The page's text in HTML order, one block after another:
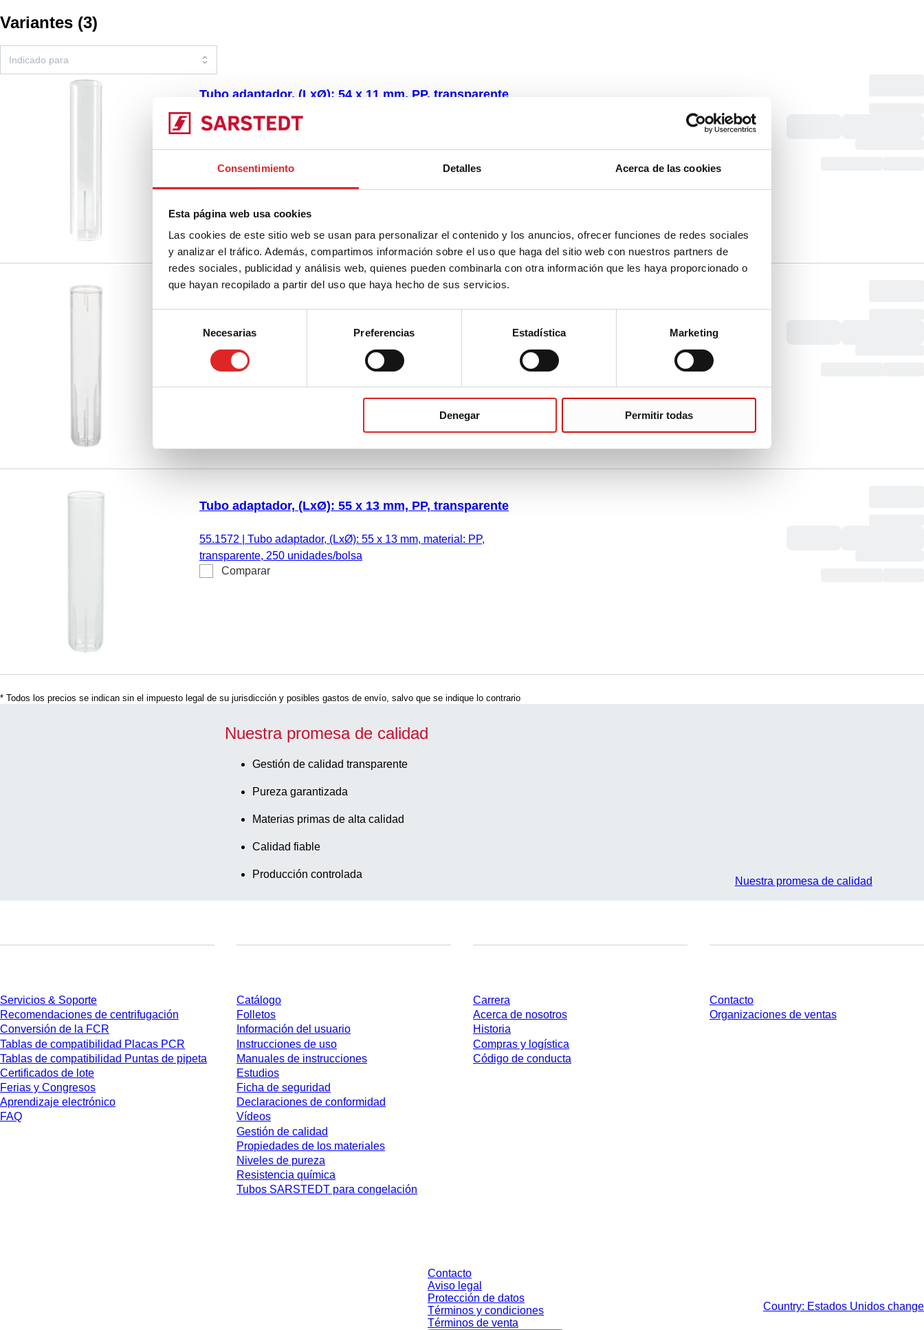
Consentimiento Detalles Acerca de las cookies
Esta página web usa cookies
Las cookies de este sitio web se usan para personalizar el contenido y los anuncios, ofrecer funciones de redes sociales
y analizar el tráfico. Además, compartimos información sobre el uso que haga del sitio web con nuestros partners de
redes sociales, publicidad y análisis web, quienes pueden combinarla con otra información que les haya proporcionado o
que hayan recopilado a partir del uso que haya hecho de sus servicios.
consentimiento
Necesarias Preferencias Estadística Marketing
Denegar Permitir todas
Variantes (3)
Tubo adaptador, (LxØ): 54 x 11 mm, PP, transparente
55.1570|Tubo adaptador, (LxØ): 54 x 11 mm, material: PP,
55.1571|Tubo adaptador, (LxØ): 65 x 13 mm, material: PP,
transparente, 250 unidades/bolsa
Comparar
Tubo adaptador, (LxØ): 55 x 13 mm, PP, transparente
55.1572
Tubo adaptador, (LxØ): 55 x 13 mm, material: PP,
transparente, 250 unidades/bolsa
Comparar
* Todos los precios se indican sin el impuesto legal de su jurisdicción y posibles gastos de envío, salvo que se indique lo contrario
Nuestra promesa de calidad
Gestión de calidad transparente
Pureza garantizada
Materias primas de alta calidad
Calidad fiable
Producción controlada
Nuestra promesa de calidad
Servicios & Soporte
Recomendaciones de centrifugación
Conversión de la FCR
Tablas de compatibilidad Placas PCR
Tablas de compatibilidad Puntas de pipeta
Certificados de lote
Ferias y Congresos
Aprendizaje electrónico
FAQ
Catálogo
Folletos
Información del usuario
Instrucciones de uso
Manuales de instrucciones
Estudios
Ficha de seguridad
Declaraciones de conformidad
Vídeos
Gestión de calidad
Propiedades de los materiales
Niveles de pureza
Resistencia química
Tubos SARSTEDT para congelación
Carrera
Acerca de nosotros
Historia
Compras y logística
Código de conducta
Contacto
Organizaciones de ventas
Contacto
Aviso legal
Protección de datos
Términos y condiciones
Términos de venta
Country: Estados Unidos change